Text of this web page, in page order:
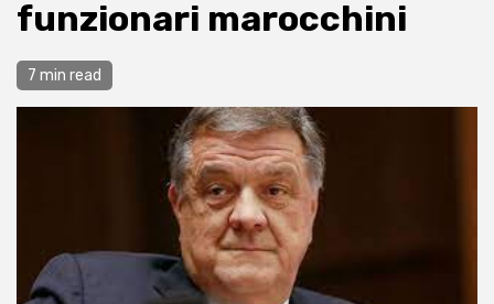
funzionari marocchini
7 min read